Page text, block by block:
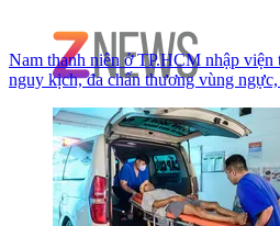
Nam thanh niên ở TP.HCM nhập
nguy kịch, đa chấn thương vùng